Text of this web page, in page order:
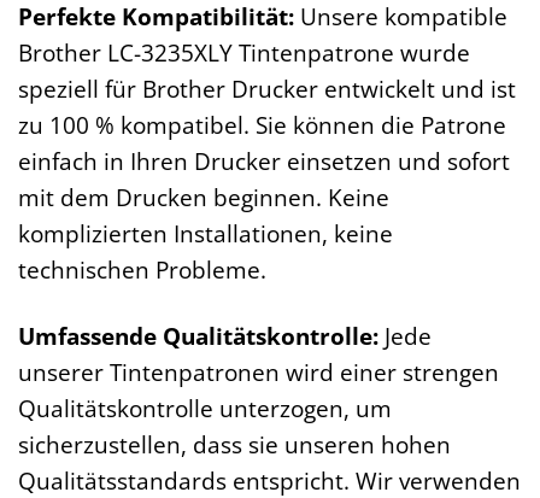
Perfekte Kompatibilität: Unsere kompatible
Brother LC-3235XLY Tintenpatrone wurde
speziell für Brother Drucker entwickelt und ist
zu 100 % kompatibel. Sie können die Patrone
einfach in Ihren Drucker einsetzen und sofort
mit dem Drucken beginnen. Keine
komplizierten Installationen, keine
technischen Probleme.
Umfassende Qualitätskontrolle: Jede
unserer Tintenpatronen wird einer strengen
Qualitätskontrolle unterzogen, um
sicherzustellen, dass sie unseren hohen
Qualitätsstandards entspricht. Wir verwenden